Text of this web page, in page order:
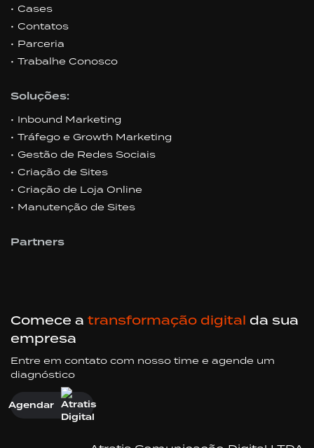
Cases
Contatos
Parceria
Trabalhe Conosco
Soluções:
Inbound Marketing
Tráfego e Growth Marketing
Gestão de Redes Sociais
Criação de Sites
Criação de Loja Online
Manutenção de Sites
Partners
Comece a transformação digital da sua
empresa
Entre em contato com nosso time e agende um
diagnóstico
Agendar